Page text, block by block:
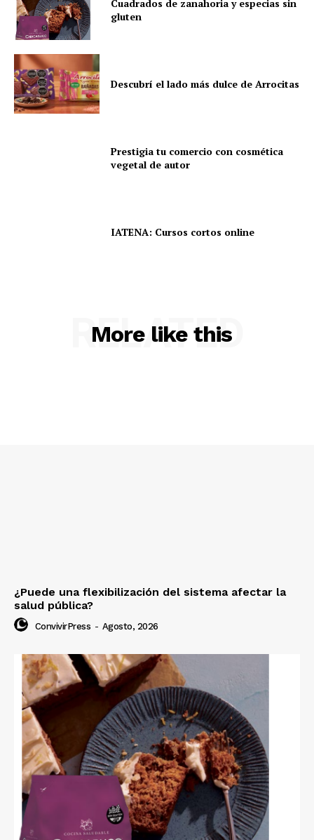
Cuadrados de zanahoria y especias sin
gluten
Descubrí el lado más dulce de Arrocitas
Prestigia tu comercio con cosmética
vegetal de autor
IATENA: Cursos cortos online
More like this
RELATED
¿Puede una flexibilización del sistema afectar la
salud pública?
ConvivirPress - Agosto, 2026